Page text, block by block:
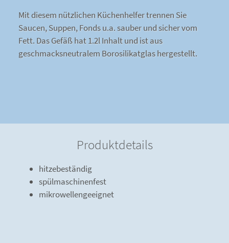
Mit diesem nützlichen Küchenhelfer trennen Sie
Saucen, Suppen, Fonds u.a. sauber und sicher vom
Fett. Das Gefäß hat 1.2l Inhalt und ist aus
geschmacksneutralem Borosilikatglas hergestellt.
Produktdetails
hitzebeständig
spülmaschinenfest
mikrowellengeeignet